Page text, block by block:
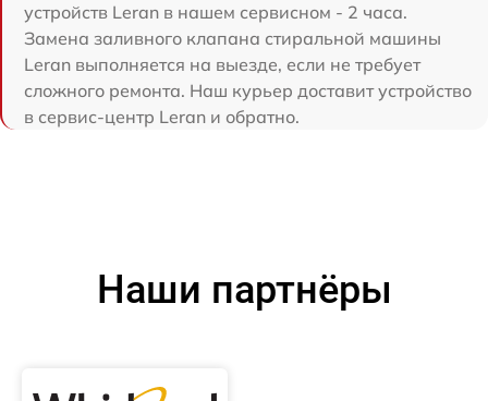
устройств Leran в нашем сервисном - 2 часа.
Замена заливного клапана стиральной машины
Leran выполняется на выезде, если не требует
сложного ремонта. Наш курьер доставит устройство
в сервис-центр Leran и обратно.
Наши партнёры